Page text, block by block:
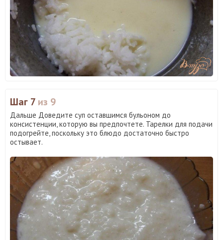
Шаг 7 из 9
Дальше Доведите суп оставшимся бульоном до
консистенции, которую вы предпочтете. Тарелки для подачи
подогрейте, поскольку это блюдо достаточно быстро
остывает.